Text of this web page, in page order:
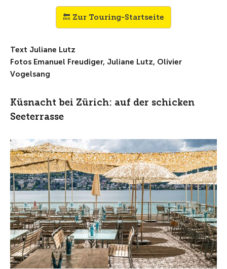
🔙 Zur Touring-Startseite
Text Juliane Lutz
Fotos Emanuel Freudiger, Juliane Lutz, Olivier
Vogelsang
Küsnacht bei Zürich: auf der schicken
Seeterrasse